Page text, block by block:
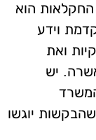
הוא
וידע
ואת
יש
יוגשו